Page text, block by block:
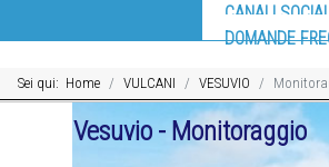
CANALI
DOMANDE
Sei qui: Home VULCANI VESUVIO
Vesuvio - Monitoraggio